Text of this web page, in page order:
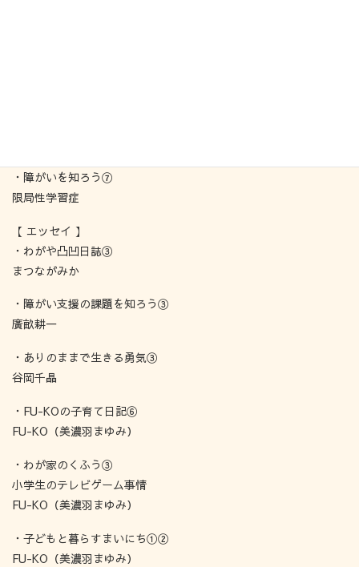
・障がいを知ろう⑦
限局性学習症
【 エッセイ 】
・わがや凸凹日誌③
まつながみか
・障がい支援の課題を知ろう③
廣畝耕一
・ありのままで生きる勇気③
谷岡千晶
・FU-KOの子育て日記⑥
FU-KO（美濃羽まゆみ）
・わが家のくふう③
小学生のテレビゲーム事情
FU-KO（美濃羽まゆみ）
・子どもと暮らすまいにち①②
FU-KO（美濃羽まゆみ）